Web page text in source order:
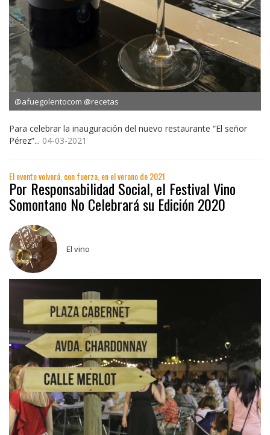
@afuegolentocom @recetas
Para celebrar la inauguración del nuevo restaurante “El señor
Pérez”... 04-03-2021
El evento volverá, con fuerza, en el verano de 2021
Por Responsabilidad Social, el Festival Vino
Somontano No Celebrará su Edición 2020
El vino